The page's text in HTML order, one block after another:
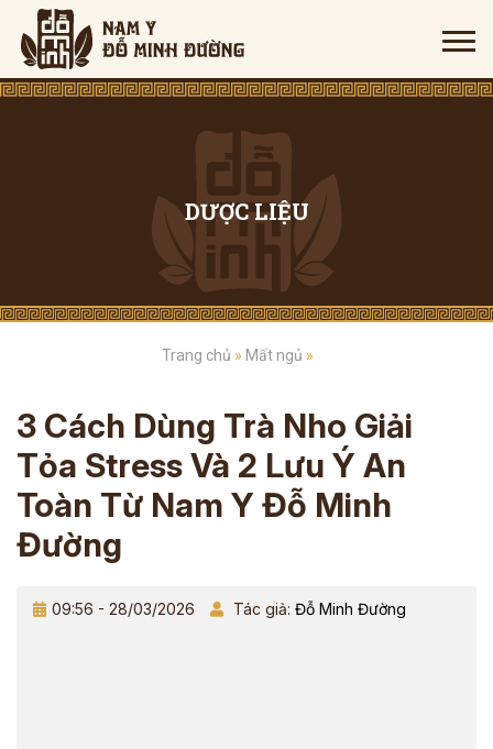
DƯỢC LIỆU
Trang chủ » Mất ngủ »
3 Cách Dùng Trà Nho Giải
Tỏa Stress Và 2 Lưu Ý An
Toàn Từ Nam Y Đỗ Minh
Đường
09:56 - 28/03/2026 Tác giả: Đỗ Minh Đường